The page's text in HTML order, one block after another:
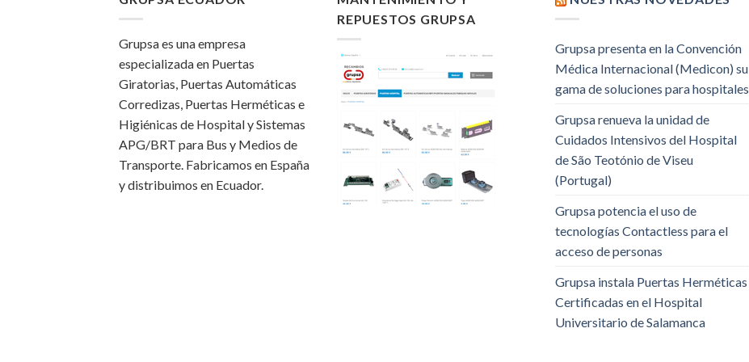
Grupsa es una empresa
especializada en Puertas
Giratorias, Puertas Automáticas
Corredizas, Puertas Herméticas e
Higiénicas de Hospital y Sistemas
APG/BRT para Bus y Medios de
Transporte. Fabricamos en España
y distribuimos en Ecuador.
REPUESTOS GRUPSA
Grupsa presenta en la Convención
Médica Internacional (Medicon) su
gama de soluciones para hospitales
Grupsa renueva la unidad de
Cuidados Intensivos del Hospital
de São Teotónio de Viseu
(Portugal)
Grupsa potencia el uso de
tecnologías Contactless para el
acceso de personas
Grupsa instala Puertas Herméticas
Certificadas en el Hospital
Universitario de Salamanca